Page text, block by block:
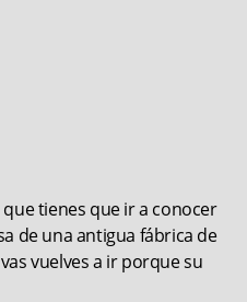
tienes que ir a conocer
de una antigua fábrica de
vuelves a ir porque su